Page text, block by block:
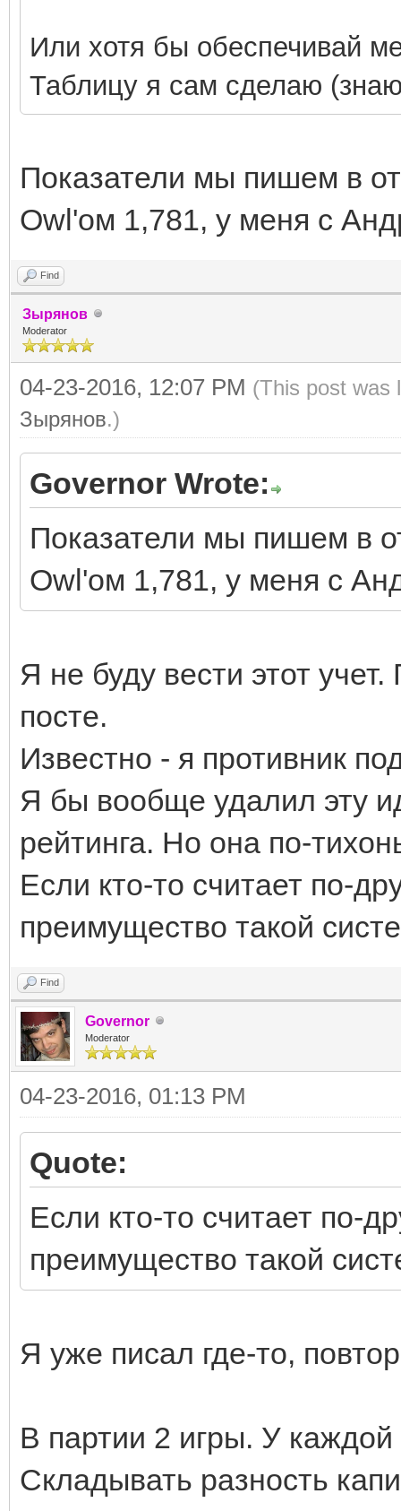
Или хотя бы обеспечивай
Таблицу я сам сделаю
Показатели мы пишем в
Owl'ом 1,781, у меня с
Find
Зырянов
Moderator
04-23-2016, 12:07 PM (This post was
Зырянов.)
Governor Wrote:
Показатели мы пишем в
Owl'ом 1,781, у меня с
Я не буду вести этот
посте.
Известно - я противник
Я бы вообще удалил эту
рейтинга. Но она по-
Если кто-то считает по-
преимущество такой
Find
Governor
Moderator
04-23-2016, 01:13 PM
Quote:
Если кто-то считает по-
преимущество такой
Я уже писал где-то,
В партии 2 игры. У
Складывать разность